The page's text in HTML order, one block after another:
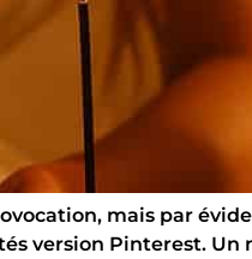
mais par
version Pinterest.